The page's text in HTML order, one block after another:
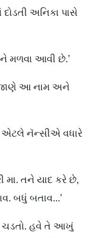
દોડતી અનિકા પાસે
મળવા આવી છે.’
જાણે આ નામ અને
એટલે નૅન્સીએ વધારે
મા. તને યાદ કરે છે,
બધું બતાવ...’
ચડતો. હવે તે આખું